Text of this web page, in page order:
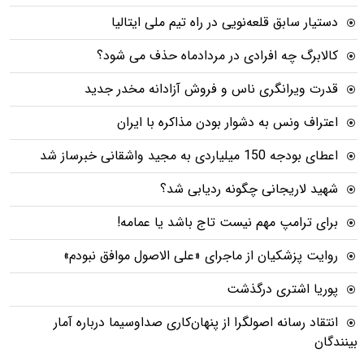
دستیار سابق قلعه‌نویی در راه تیم ملی ایتالیا
کالابرگ چه افرادی در مردادماه حذف می شود؟
قدرت ویرانگری ناس و فروش آزادانه مخدر جدید
اعتراف ونس به دشوار بودن مذاکره با ایران
اعطای بودجه 150 میلیاردی به مجید واشقانی خبرساز شد
شهید لاریجانی چگونه ردیابی شد؟
برای ترامپ مهم نیست تاج باشد یا عمامه!
روایت پزشکیان از ماجرای «علی الاصول موافق نبودم»
پوریا اشتری درگذشت
انتقاد رسانه اصولگرا از پنهان‌کاری صداوسیما درباره آمار
بینندگان